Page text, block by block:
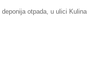
otpada, u ulici Kulina